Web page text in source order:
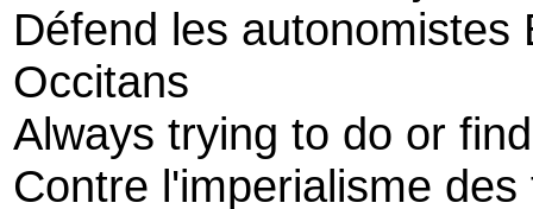
Défend les
Occitans
Always trying to do or
Contre l'imperialisme